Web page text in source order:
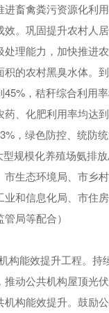
进畜禽粪污资源化利
。巩固提升农村人
处理能力，加快推进
积的农村黑臭水体。
，秸秆综合利用
药、化肥利用率均达
，绿色防控、统防
规模化养殖场氨排放
市生态环境局、市乡
业和信息化局、市住
局等配合）
机构能效提升工程。
推动公共机构屋顶光
机构能效提升。鼓励